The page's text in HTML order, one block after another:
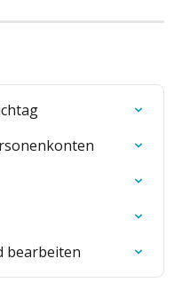
bearbeiten